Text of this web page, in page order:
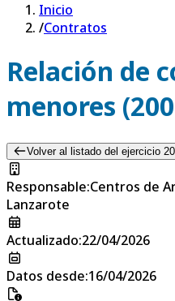
Inicio
/Contratos
Relación de
menores
Volver al listado del ejercicio
Responsable:Centros de
Lanzarote
Actualizado:22/04/2026
Datos desde:16/04/2026